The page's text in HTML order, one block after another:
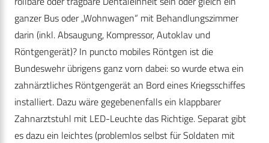
ganzer Bus oder „Wohnwagen“ mit Behandlungszimmer
darin (inkl. Absaugung, Kompressor, Autoklav und
Röntgengerät)? In puncto mobiles Röntgen ist die
Bundeswehr übrigens ganz vorn dabei: so wurde etwa ein
zahnärztliches Röntgengerät an Bord eines Kriegsschiffes
installiert. Dazu wäre gegebenenfalls ein klappbarer
Zahnarztstuhl mit LED-Leuchte das Richtige. Separat gibt
es dazu ein leichtes (problemlos selbst für Soldaten mit